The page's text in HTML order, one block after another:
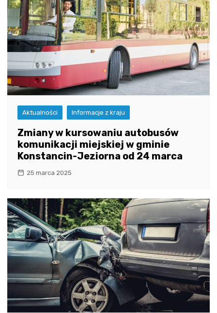
Aktualności Informacje z kraju
Zmiany w kursowaniu autobusów
komunikacji miejskiej w gminie
Konstancin-Jeziorna od 24 marca
25 marca 2025